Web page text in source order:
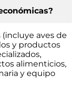
aves de
y productos
alimenticios,
y equipo